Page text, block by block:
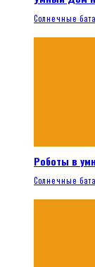
Солнечные
Роботы в
Солнечные